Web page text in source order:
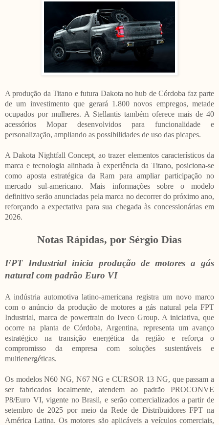
A produção da Titano e futura Dakota no hub de Córdoba faz parte
de um investimento que gerará 1.800 novos empregos, metade
ocupados por mulheres. A Stellantis também oferece mais de 40
acessórios Mopar desenvolvidos para funcionalidade e
personalização, ampliando as possibilidades de uso das picapes.
A Dakota Nightfall Concept, ao trazer elementos característicos da
marca e tecnologia alinhada à experiência da Titano, posiciona-se
como aposta estratégica da Ram para ampliar participação no
mercado sul-americano. Mais informações sobre o modelo
definitivo serão anunciadas pela marca no decorrer do próximo ano,
reforçando a expectativa para sua chegada às concessionárias em
2026.
Notas Rápidas, por Sérgio Dias
FPT Industrial inicia produção de motores a gás
natural com padrão Euro VI
A indústria automotiva latino-americana registra um novo marco
com o anúncio da produção de motores a gás natural pela FPT
Industrial, marca de powertrain do Iveco Group. A iniciativa, que
ocorre na planta de Córdoba, Argentina, representa um avanço
estratégico na transição energética da região e reforça o
compromisso da empresa com soluções sustentáveis e
multienergéticas.
Os modelos N60 NG, N67 NG e CURSOR 13 NG, que passam a
ser fabricados localmente, atendem ao padrão PROCONVE
P8/Euro VI, vigente no Brasil, e serão comercializados a partir de
setembro de 2025 por meio da Rede de Distribuidores FPT na
América Latina. Os motores são aplicáveis a veículos comerciais,